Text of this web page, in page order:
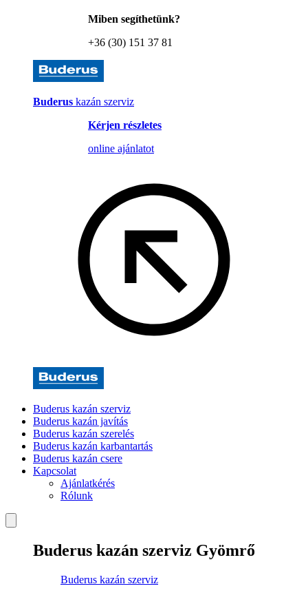
Miben segíthetünk?
+36 (30) 151 37 81
Buderus kazán szerviz
Kérjen részletes
online ajánlatot
Buderus kazán szerviz
Buderus kazán javítás
Buderus kazán szerelés
Buderus kazán karbantartás
Buderus kazán csere
Kapcsolat
Ajánlatkérés
Rólunk
Buderus kazán szerviz Gyömrő
Buderus kazán szerviz